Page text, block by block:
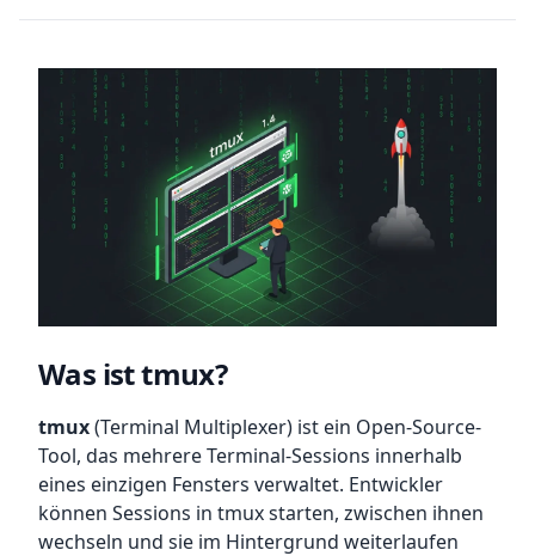
Was ist tmux?
tmux(Terminal Multiplexer) ist ein Open-Source-
Tool, das mehrere Terminal-Sessions innerhalb
eines einzigen Fensters verwaltet. Entwickler
können Sessions in tmux starten, zwischen ihnen
wechseln und sie im Hintergrund weiterlaufen